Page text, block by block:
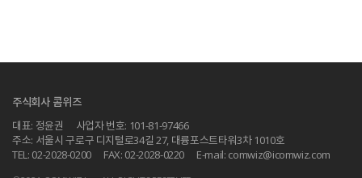
주식회사 콤위즈
대표: 정윤권
사업자 번호: 101-81-97466
주소: 서울시 구로구 디지털로34길 27, 대륭포스트타워3차 1010호
TEL: 02-2028-0200
FAX: 02-2028-0220 E-mail: comwiz@icomwiz.com